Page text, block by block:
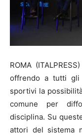
ROMA
offrendo a tutti
sportivi la
comune per
disciplina. Su
attori del sistema